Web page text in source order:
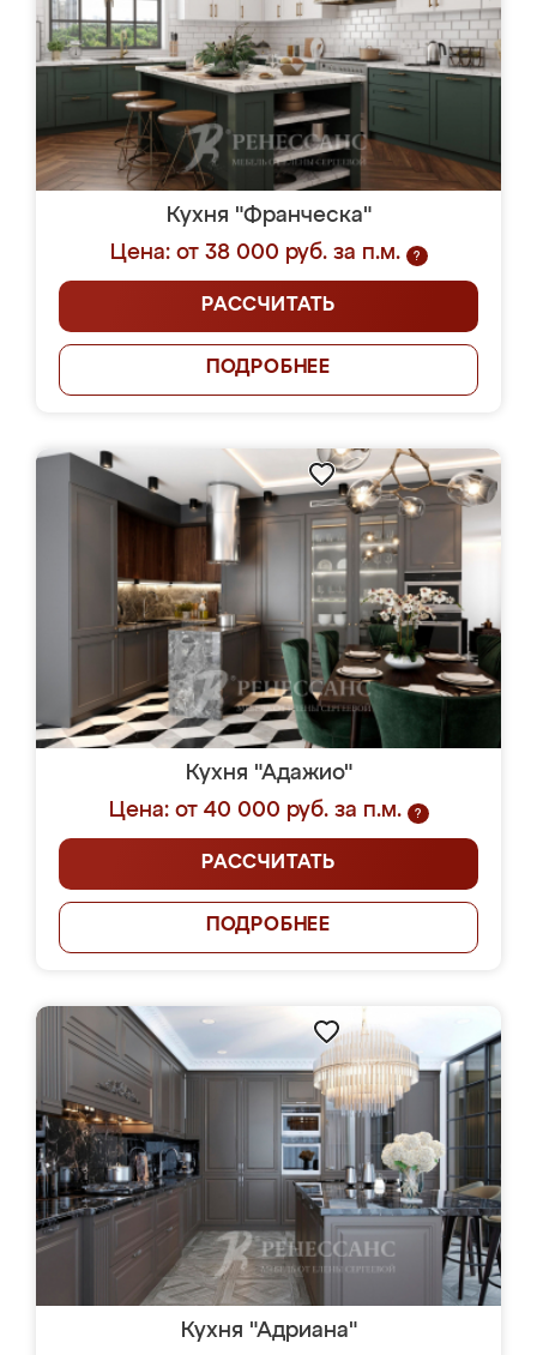
Кухня "Франческа"
Цена: от 38 000 руб. за п.м.
?
РАССЧИТАТЬ
ПОДРОБНЕЕ
Кухня "Адажио"
Цена: от 40 000 руб. за п.м.
?
РАССЧИТАТЬ
ПОДРОБНЕЕ
Кухня "Адриана"